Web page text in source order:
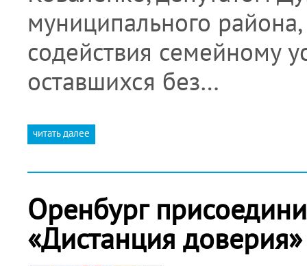
муниципального
содействия семейному
оставшихся без…
читать далее
Оренбург
«Дистанция доверия»